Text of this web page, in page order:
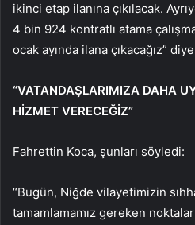
ikinci etap ilanına çıkılacak.
4 bin 924 kontratlı atama
ocak ayında ilana çıkacağız”
“VATANDAŞLARIMIZA DAHA
HİZMET VERECEĞİZ”
Fahrettin Koca, şunları söyledi:
“Bugün, Niğde vilayetimizin
tamamlamamız gereken